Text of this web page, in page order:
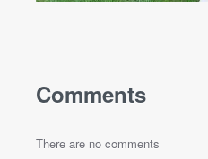
Comments
There are no comments